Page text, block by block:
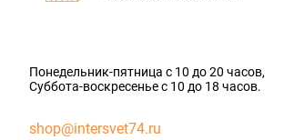
Понедельник-пятница с 10 до 20 часов,
Суббота-воскресенье с 10 до 18 часов.
shop@intersvet74.ru